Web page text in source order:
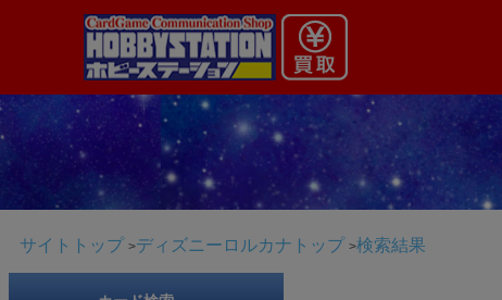
サイトトップ ディズニーロルカナトップ 検索結果